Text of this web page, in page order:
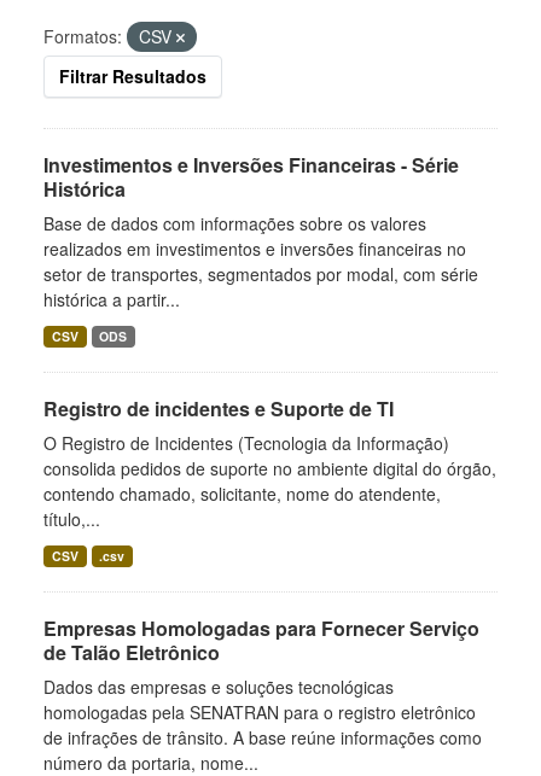
Formatos:
CSV
Filtrar Resultados
Investimentos e Inversões Financeiras - Série
Histórica
Base de dados com informações sobre os valores
realizados em investimentos e inversões financeiras no
setor de transportes, segmentados por modal, com série
histórica a partir...
CSV ODS
Registro de incidentes e Suporte de TI
O Registro de Incidentes (Tecnologia da Informação)
consolida pedidos de suporte no ambiente digital do órgão,
contendo chamado, solicitante, nome do atendente,
título,...
CSV .csv
Empresas Homologadas para Fornecer Serviço
de Talão Eletrônico
Dados das empresas e soluções tecnológicas
homologadas pela SENATRAN para o registro eletrônico
de infrações de trânsito. A base reúne informações como
número da portaria, nome...